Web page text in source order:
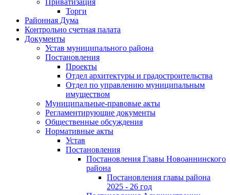
Приватизация
Торги
Районная Дума
Контрольно счетная палата
Документы
Устав муниципального района
Постановления
Проекты
Отдел архитектуры и градостроительства
Отдел по управлению муниципальным
имуществом
Муниципальные-правовые акты
Регламентирующие документы
Общественные обсуждения
Нормативные акты
Устав
Постановления
Постановления Главы Новоаннинского
района
Постановления главы района
2025 - 26 год